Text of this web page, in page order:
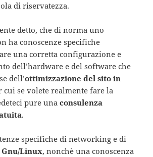
di riservatezza.
detto, che di norma uno
ha conoscenze specifiche
una corretta configurazione e
dell’hardware e del software che
dell’ottimizzazione del sito in
cui se volete realmente fare la
pure unaconsulenza
.
specifiche di networking e di
Gnu/Linux, nonchè una conoscenza